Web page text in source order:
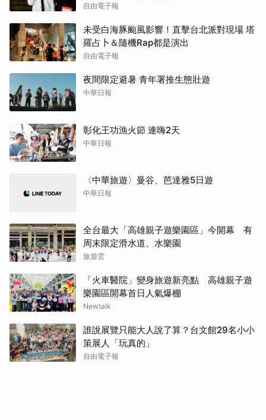
自由電子報
未受白海豚颱風影響！直擊台北派對現場 塔
羅占卜＆隨機Rap都是演出
自由電子報
夜間限定避暑 青年署推生態壯遊
中華日報
彰化王功漁火節 連嗨2天
中華日報
〈中華旅遊〉曼谷、芭達雅5日遊
中華日報
全台最大「高雄親子遊樂園區」今開幕 有
周末限定滑水道、水樂園
旅遊雲
「火車醫院」變身旅遊新亮點 高雄親子遊
樂園區開幕首日人氣爆棚
Newtalk
誰說展覽只能大人說了算？台文館29名小小
策展人「玩真的」
自由電子報